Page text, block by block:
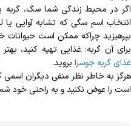
اگر در محیط زندگی شما سگ، گربه
انتخاب اسم سگی که تشابه آوایی یا
بپرهیزید چراکه ممکن است حیوانات
برای آن گربه؛ غذایی تهیه کنید،
غذای گربه جوسرا بروید.
هرگز به خاطر نظر منفی دیگران اسمی
است را عوض نکنید و به راحتی خود